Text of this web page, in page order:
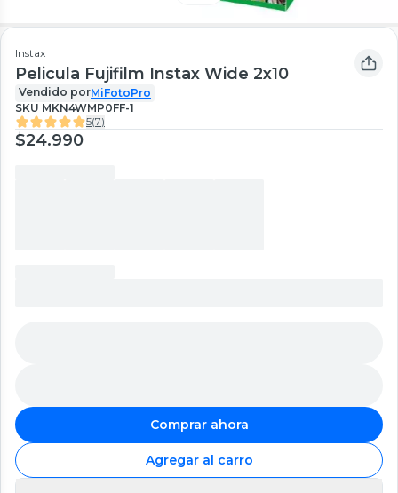
Instax
Pelicula Fujifilm Instax Wide 2x10
Vendido porMiFotoPro
SKU MKN4WMP0FF-1
5(7)
$24.990
Comprar ahora
Agregar al carro